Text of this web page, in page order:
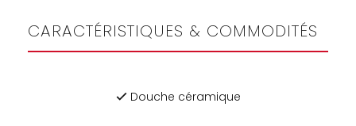
CARACTÉRISTIQUES & COMMODITÉS
Douche céramique